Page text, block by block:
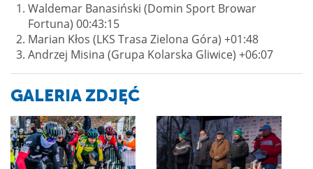
Waldemar Banasiński (Domin Sport Browar
Fortuna) 00:43:15
Marian Kłos (LKS Trasa Zielona Góra) +01:48
Andrzej Misina (Grupa Kolarska Gliwice) +06:07
GALERIA ZDJĘĆ